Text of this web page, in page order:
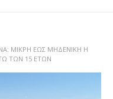
ΜΙΚΡΗ ΕΩΣ ΜΗΔΕΝΙΚΗ Η
ΤΩΝ 15 ΕΤΩΝ